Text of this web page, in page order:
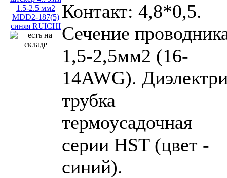
Контакт: 4,8*0,5.
Сечение
1,5-2,5мм2 (16-
14AWG).
трубка
термоусадочная
серии HST (цвет -
синий).